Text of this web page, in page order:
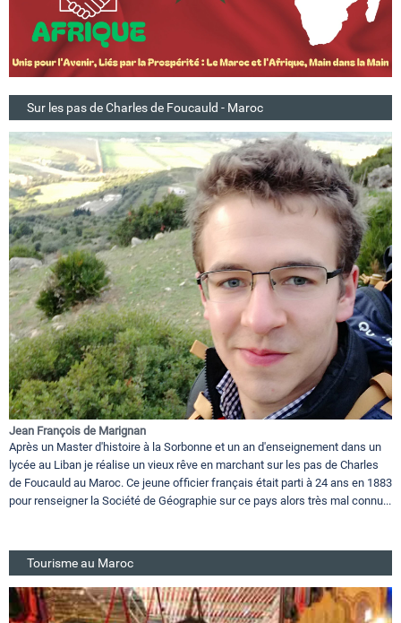
Sur les pas de Charles de Foucauld - Maroc
Jean François de Marignan
Après un Master d'histoire à la Sorbonne et un an d'enseignement dans un
lycée au Liban je réalise un vieux rêve en marchant sur les pas de Charles
de Foucauld au Maroc. Ce jeune officier français était parti à 24 ans en 1883
pour renseigner la Société de Géographie sur ce pays alors très mal connu...
Tourisme au Maroc